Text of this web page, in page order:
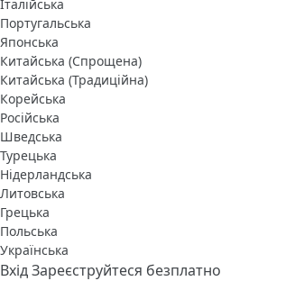
Італійська
Португальська
Японська
Китайська (Спрощена)
Китайська (Традиційна)
Корейська
Російська
Шведська
Турецька
Нідерландська
Литовська
Грецька
Польська
Українська
ВхідЗареєструйтеся безплатно